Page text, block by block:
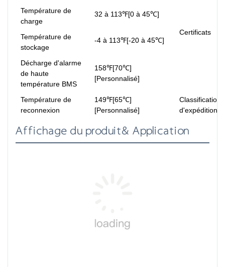
Certificats
Température de
charge
32 à 113℉[0 à 45℃]
Température de
stockage
-4 à 113℉[-20 à 45℃]
Décharge d'alarme
de haute
température BMS
158℉[70℃]
[Personnalisé]
Température de
reconnexion
149℉[65℃]
[Personnalisé]
Classification
d'expédition
Affichage du produit& Application